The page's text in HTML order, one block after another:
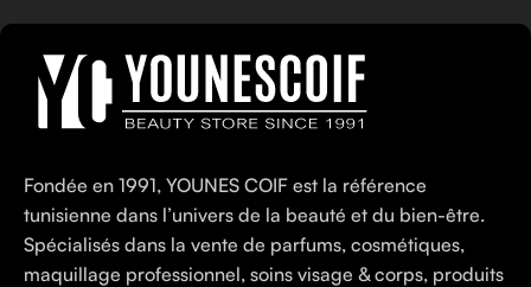
Fondée en 1991, YOUNES COIF est la référence
tunisienne dans l’univers de la beauté et du bien-être.
Spécialisés dans la vente de parfums, cosmétiques,
maquillage professionnel, soins visage & corps, produits